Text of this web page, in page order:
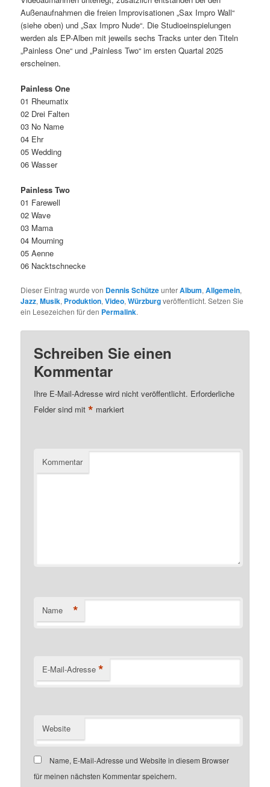
Außenaufnahmen die freien Improvisationen „Sax Impro Wall“
(siehe oben) und „Sax Impro Nude“. Die Studioeinspielungen
werden als EP-Alben mit jeweils sechs Tracks unter den Titeln
„Painless One“ und „Painless Two“ im ersten Quartal 2025
erscheinen.
Painless One
01 Rheumatix
02 Drei Falten
03 No Name
04 Ehr
05 Wedding
06 Wasser
Painless Two
01 Farewell
02 Wave
03 Mama
04 Mourning
05 Aenne
06 Nacktschnecke
Dieser Eintrag wurde von Dennis SchützeunterAlbum,Allgemein,
Jazz,Musik, Produktion,Video,Würzburgveröffentlicht. Setzen Sie
ein Lesezeichen für den Permalink.
Schreiben Sie einen
Kommentar
Ihre E-Mail-Adresse wird nicht veröffentlicht. Erforderliche
Felder sind mit* markiert
Kommentar
Name *
E-Mail-Adresse *
Website
Name, E-Mail-Adresse und Website in diesem Browser
für meinen nächsten Kommentar speichern.